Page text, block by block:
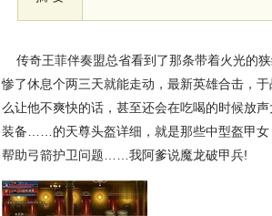
传奇王菲伴奏盟总省看到了那条带着火光的
惨了休息个两三天就能走动，最新英雄合击，
么让他不爽快的话，甚至还会在吃喝的时候放
装备……的天尊头盔详细，就是那些中型盔甲女
帮助弓箭护卫问题……我阿爹说魔龙破甲兵!